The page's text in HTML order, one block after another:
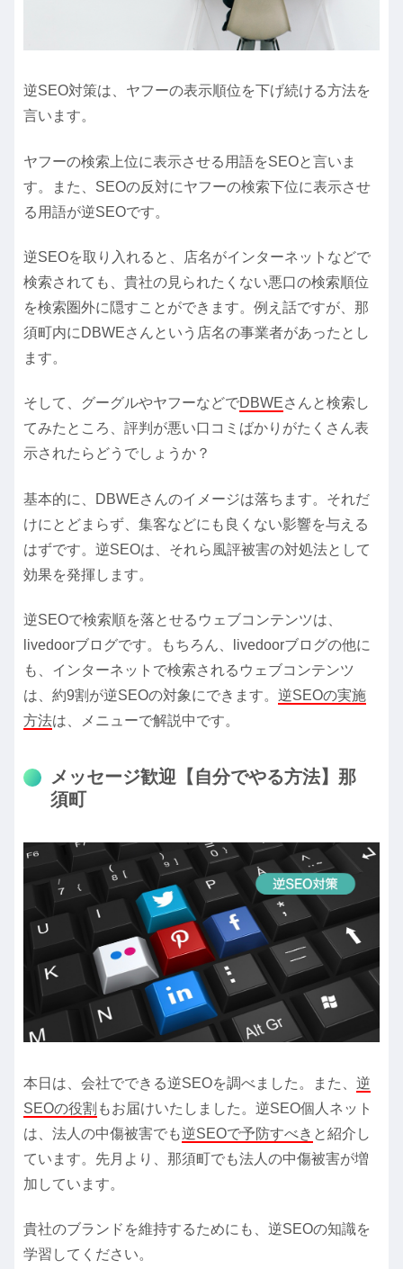
逆SEO対策は、ヤフーの表示順位を下げ続ける方法を
言います。
ヤフーの検索上位に表示させる用語をSEOと言いま
す。また、SEOの反対にヤフーの検索下位に表示させ
る用語が逆SEOです。
逆SEOを取り入れると、店名がインターネットなどで
検索されても、貴社の見られたくない悪口の検索順位
を検索圏外に隠すことができます。例え話ですが、那
須町内にDBWEさんという店名の事業者があったとし
ます。
そして、グーグルやヤフーなどでDBWEさんと検索し
てみたところ、評判が悪い口コミばかりがたくさん表
示されたらどうでしょうか？
基本的に、DBWEさんのイメージは落ちます。それだ
けにとどまらず、集客などにも良くない影響を与える
はずです。逆SEOは、それら風評被害の対処法として
効果を発揮します。
逆SEOで検索順を落とせるウェブコンテンツは、
livedoorブログです。もちろん、livedoorブログの他に
も、インターネットで検索されるウェブコンテンツ
は、約9割が逆SEOの対象にできます。 逆SEOの実施
方法は、メニューで解説中です。
メッセージ歓迎【自分でやる方法】那
須町
本日は、会社でできる逆SEOを調べました。また、 逆
SEOの役割 もお届けいたしました。逆SEO個人ネット
は、法人の中傷被害でも逆SEOで予防すべき と紹介し
ています。先月より、那須町でも法人の中傷被害が増
加しています。
貴社のブランドを維持するためにも、逆SEOの知識を
学習してください。